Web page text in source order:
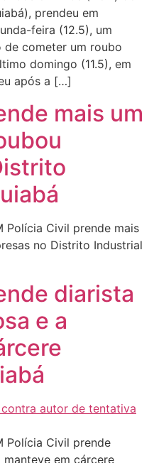
prendeu em
feira (12.5), um
de cometer um roubo
domingo (11.5), em
após a […]
mais um
Polícia Civil prende mais
no Distrito Industrial
diarista
e a
Polícia Civil prende
em cárcere